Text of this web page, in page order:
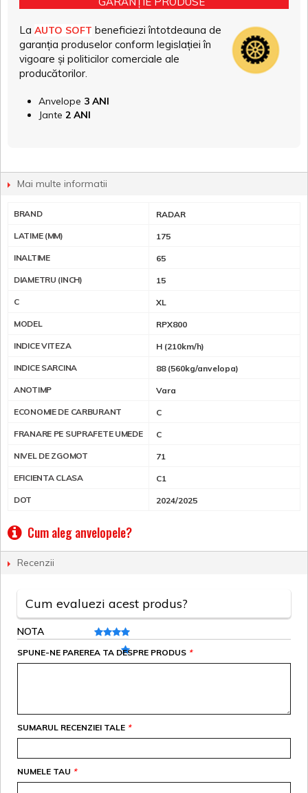
La AUTO SOFT beneficiezi întotdeauna de
garanția produselor conform legislației în
vigoare și politicilor comerciale ale
producătorilor.
Anvelope 3 ANI
Jante 2 ANI
Mai multe informatii
BRAND RADAR
LATIME (MM) 175
INALTIME 65
DIAMETRU (INCH) 15
C XL
MODEL RPX800
INDICE VITEZA H (210km/h)
INDICE SARCINA 88 (560kg/anvelopa)
ANOTIMP Vara
ECONOMIE DE CARBURANT C
FRANARE PE SUPRAFETE UMEDE C
NIVEL DE ZGOMOT 71
EFICIENTA CLASA C1
DOT 2024/2025
Cum aleg anvelopele?
Recenzii
Cum evaluezi acest produs?
NOTA
*
SPUNE-NE PAREREA TA DESPRE PRODUS
*
SUMARUL RECENZIEI TALE
*
NUMELE TAU